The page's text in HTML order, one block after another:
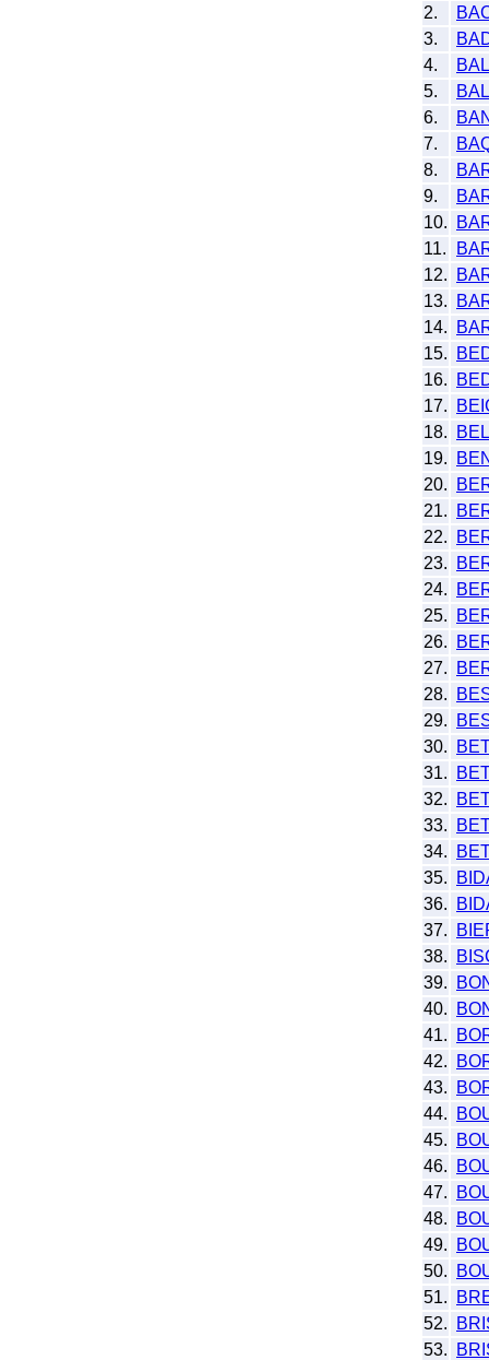
2.
3.
4.
5.
6.
7.
8.
9.
10.
11.
12.
13.
14.
15.
16.
17.
18.
19.
20.
21.
22.
23.
24.
25.
26.
27.
28.
29.
30.
31.
32.
33.
34.
35.
36.
37.
38.
39.
40.
41.
42.
43.
44.
45.
46.
47.
48.
49.
50.
51.
52.
53.